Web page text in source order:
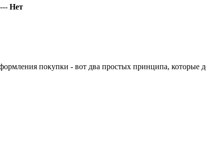
Нет
покупки - вот два простых принципа, которые